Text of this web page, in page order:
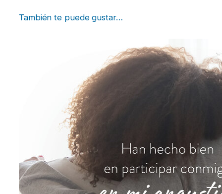
También te puede gustar…